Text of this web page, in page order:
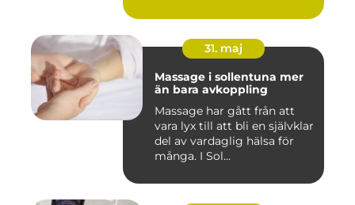
31. maj
Massage i sollentuna mer
än bara avkoppling
Massage har gått från att
vara lyx till att bli en självklar
del av vardaglig hälsa för
många. I Sol...